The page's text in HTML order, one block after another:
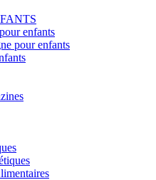
enfants
pour enfants